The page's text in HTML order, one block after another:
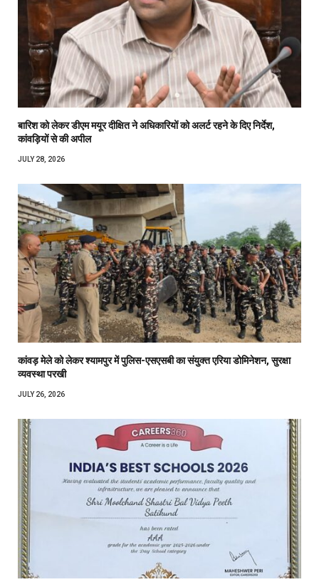
बारिश को लेकर डीएम मयूर दीक्षित ने अधिकारियों को अलर्ट रहने के दिए निर्देश,
कांवड़ियों से की अपील
JULY 28, 2026
कांवड़ मेले को लेकर श्यामपुर में पुलिस-एसएसबी का संयुक्त एरिया डोमिनेशन, सुरक्षा
व्यवस्था परखी
JULY 26, 2026